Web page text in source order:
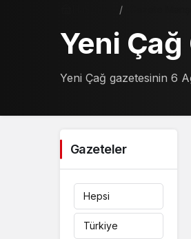
Yeni
Yeni Çağ gazetesinin 6
Gazeteler
Hepsi
Türkiye